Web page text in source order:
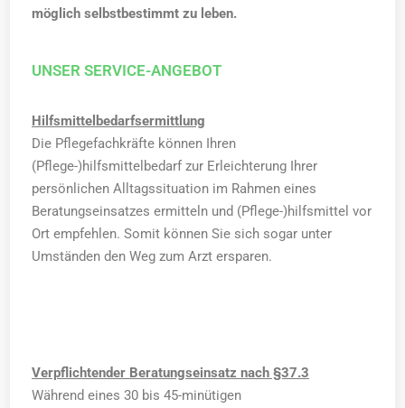
möglich selbstbestimmt zu leben.
UNSER SERVICE-ANGEBOT
Hilfsmittelbedarfsermittlung
Die Pflegefachkräfte können Ihren
(Pflege-)hilfsmittelbedarf zur Erleichterung Ihrer
persönlichen Alltagssituation im Rahmen eines
Beratungseinsatzes ermitteln und (Pflege-)hilfsmittel vor
Ort empfehlen. Somit können Sie sich sogar unter
Umständen den Weg zum Arzt ersparen.
Verpflichtender Beratungseinsatz nach §37.3
Während eines 30 bis 45-minütigen